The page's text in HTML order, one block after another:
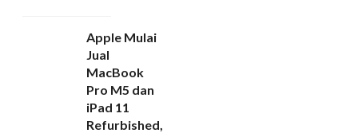
Apple Mulai
Jual
MacBook
Pro M5 dan
iPad 11
Refurbished,